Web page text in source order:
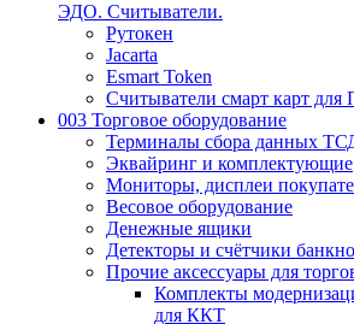
ЭДО. Считыватели.
Рутокен
Jacarta
Esmart Token
Считыватели смарт карт для
003 Торговое оборудование
Терминалы сбора данных
Эквайринг и комплектующие
Мониторы, дисплеи
Весовое оборудование
Денежные ящики
Детекторы и счётчики
Прочие аксессуары для
Комплекты
для ККТ